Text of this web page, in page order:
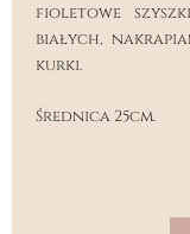
fioletowe
białych,
kurki.
Średnica 25cm.